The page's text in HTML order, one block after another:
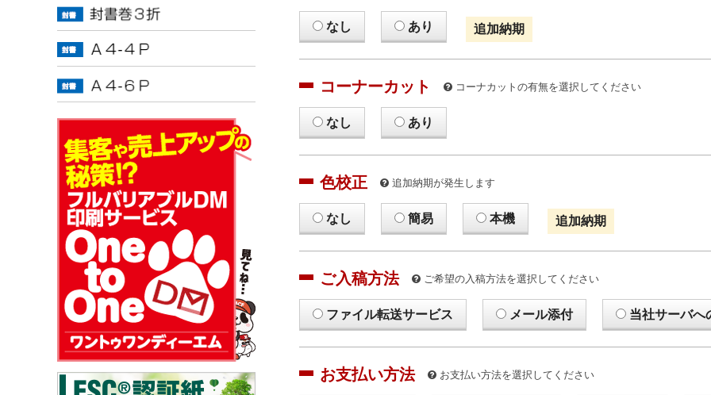
なし あり 追加納期
コーナーカット コーナカットの有無を選択してください
なし あり
色校正 追加納期が発生します
なし 簡易 本機 追加納期
ご入稿方法 ご希望の入稿方法を選択してください
ファイル転送サービス メール添付 当社サーバへ
お支払い方法 お支払い方法を選択してください